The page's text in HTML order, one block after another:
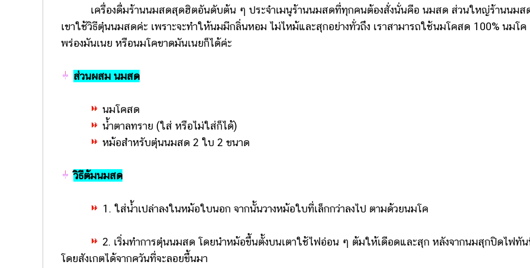
เครื่องดื่มร้านนมสดสุดฮิตอันดับต้น ๆ ประจำเมนูร้านนมสดที่ทุกคนต้องสั่งนั่นคือ นมสด ส่วนใหญ่ร้านนมส
เขาใช้วิธีตุ๋นนมสดค่ะ เพราะจะทำให้นมมีกลิ่นหอม ไม่ไหม้และสุกอย่างทั่วถึง เราสามารถใช้นมโคสด 100% นมโค
พร่องมันเนย หรือนมโคขาดมันเนยก็ได้ค่ะ
ส่วนผสม นมสด
นมโคสด
น้ำตาลทราย (ใส่ หรือไม่ใส่ก็ได้)
หม้อสำหรับตุ๋นนมสด 2 ใบ 2 ขนาด
วิธีต้มนมสด
1. ใส่น้ำเปล่าลงในหม้อใบนอก จากนั้นวางหม้อใบที่เล็กกว่าลงไป ตามด้วยนมโค
2. เริ่มทำการตุ๋นนมสด โดยนำหม้อขึ้นตั้งบนเตาใช้ไฟอ่อน ๆ ต้มให้เดือดและสุก หลังจากนมสุกปิดไฟทั
โดยสังเกตได้จากควันที่จะลอยขึ้นมา